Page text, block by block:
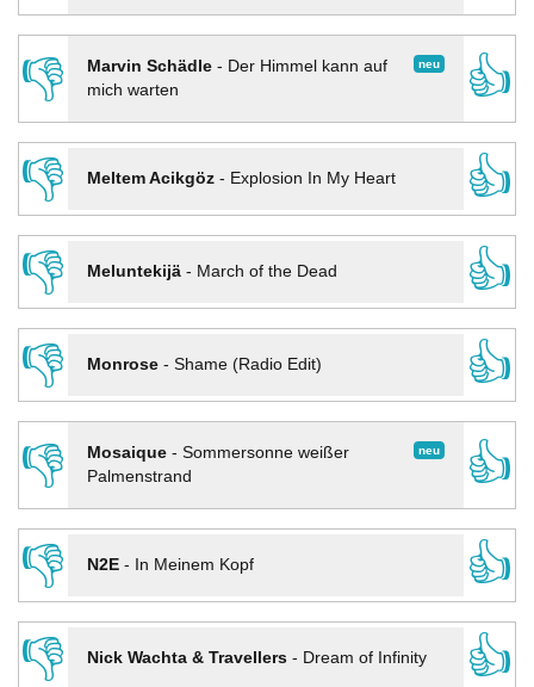
👎 neu
Marvin Schädle- Der Himmel kann auf
mich warten
👍
👎
Meltem Acikgöz- Explosion In My Heart
👍
👎
Meluntekijä- March of the Dead
👍
👎
Monrose- Shame (Radio Edit)
👍
👎
neu
Mosaique- Sommersonne weißer
Palmenstrand
👍
👎
N2E- In Meinem Kopf
👍
👎
Nick Wachta & Travellers- Dream of Infinity
👍